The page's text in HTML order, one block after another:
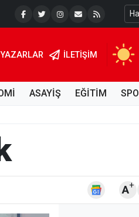
Su Kuyusu Temiz
YAZARLAR İLETIŞIM
ASAYİŞ EĞİTİM
A+